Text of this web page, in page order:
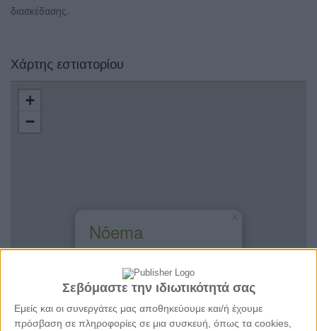
Σεβόμαστε την ιδιωτικότητά σας
Εμείς και οι συνεργάτες μας αποθηκεύουμε και/ή έχουμε
πρόσβαση σε πληροφορίες σε μια συσκευή, όπως τα cookies,
διασκέδασης.
Χάρτης εστιατορίου
Nōema
+
−